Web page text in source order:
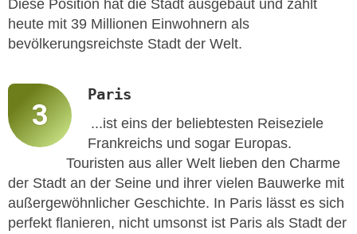
Diese Position hat die Stadt ausgebaut und zählt
heute mit 39 Millionen Einwohnern als
bevölkerungsreichste Stadt der Welt.
Paris
...ist eins der beliebtesten Reiseziele
Frankreichs und sogar Europas.
Touristen aus aller Welt lieben den Charme
der Stadt an der Seine und ihrer vielen Bauwerke mit
außergewöhnlicher Geschichte. In Paris lässt es sich
perfekt flanieren, nicht umsonst ist Paris als Stadt der